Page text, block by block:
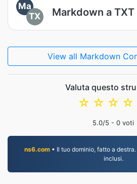
Ma
TX
Markdown a TXT
View all Markdown
Valuta questo
☆
☆
☆
☆
5.0/5 - 0 voti
ns6.com • Il tuo dominio, fatto a
inclusi.